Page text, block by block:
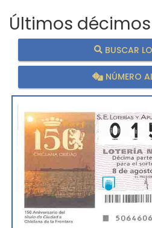
Últimos
BUSCAR
NÚMERO